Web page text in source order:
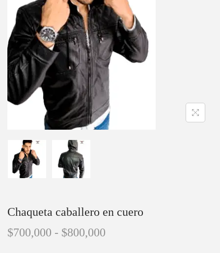
Chaqueta caballero en cuero
$700,000 - $800,000